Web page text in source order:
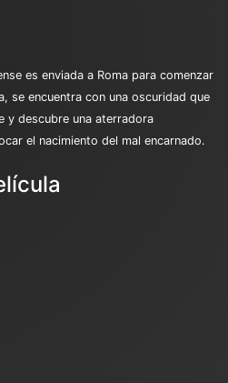
es enviada a Roma para comenzar
se encuentra con una oscuridad que
y descubre una aterradora
el nacimiento del mal encarnado.